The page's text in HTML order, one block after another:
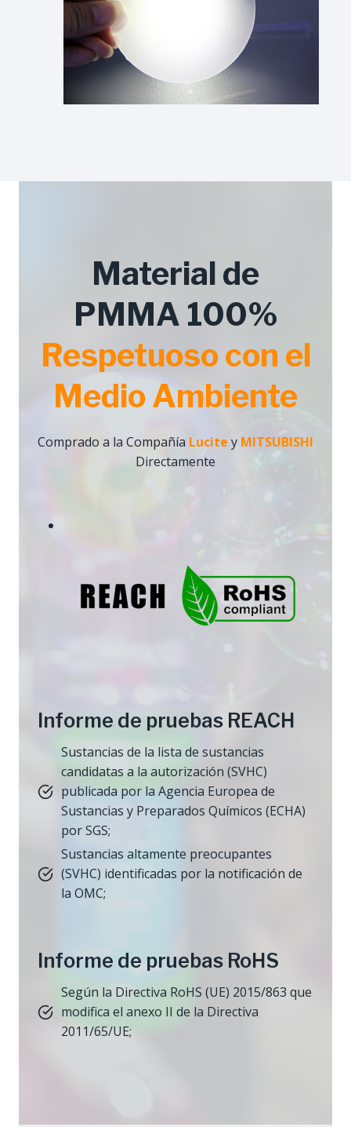
Material de
PMMA 100%
Respetuoso con el
Medio Ambiente
Comprado a la Compañía Lucite y MITSUBISHI
Directamente
Informe de pruebas REACH
Sustancias de la lista de sustancias
candidatas a la autorización (SVHC)
publicada por la Agencia Europea de
Sustancias y Preparados Químicos (ECHA)
por SGS;
Sustancias altamente preocupantes
(SVHC) identificadas por la notificación de
la OMC;
Informe de pruebas RoHS
Según la Directiva RoHS (UE) 2015/863 que
modifica el anexo II de la Directiva
2011/65/UE;